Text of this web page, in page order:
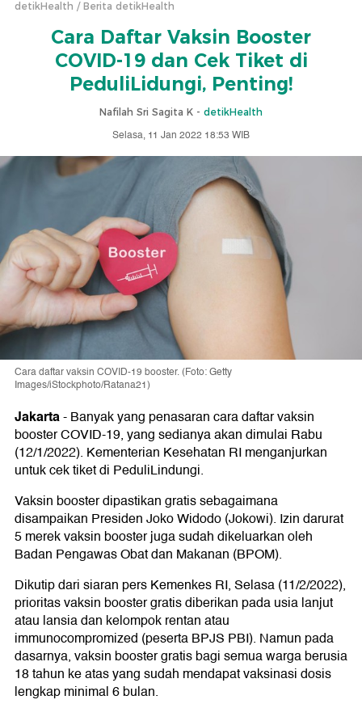
detikHealth Berita detikHealth
Cara Daftar Vaksin Booster
COVID-19 dan Cek Tiket di
PeduliLidungi, Penting!
Nafilah Sri Sagita K - detikHealth
Selasa, 11 Jan 2022 18:53 WIB
Cara daftar vaksin COVID-19 booster. (Foto: Getty
Images/iStockphoto/Ratana21)
Jakarta-Banyak yang penasaran cara daftar vaksin
booster COVID-19, yang sedianya akan dimulai Rabu
(12/1/2022). Kementerian Kesehatan RI menganjurkan
untuk cek tiket di PeduliLindungi.
Vaksin booster dipastikan gratis sebagaimana
disampaikan Presiden Joko Widodo (Jokowi). Izin darurat
5 merek vaksin booster juga sudah dikeluarkan oleh
Badan Pengawas Obat dan Makanan (BPOM).
Dikutip dari siaran pers Kemenkes RI, Selasa (11/2/2022),
prioritas vaksin booster gratis diberikan pada usia lanjut
atau lansia dan kelompok rentan atau
immunocompromized (peserta BPJS PBI). Namun pada
dasarnya, vaksin booster gratis bagi semua warga berusia
18 tahun ke atas yang sudah mendapat vaksinasi dosis
lengkap minimal 6 bulan.